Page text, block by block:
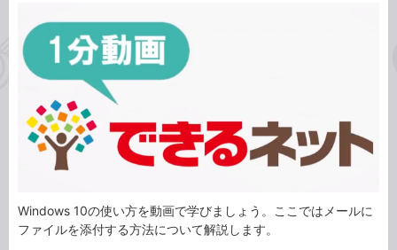
テ
リ
タ
Windows 10の使い方を動画で学びましょう。ここではメールに
ファイルを添付する方法について解説します。